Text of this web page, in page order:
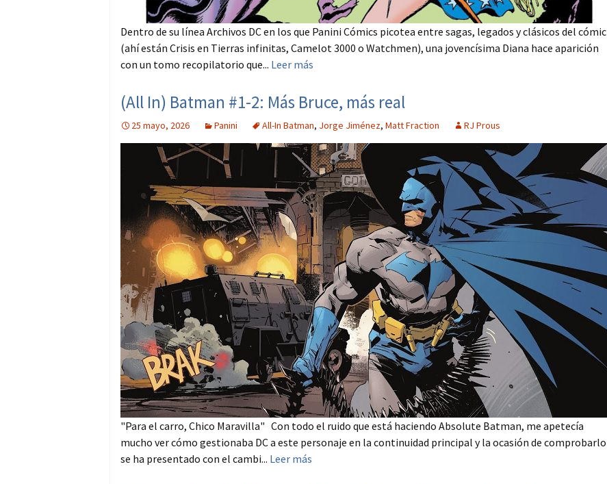
Dentro de su línea Archivos DC en los que Panini Cómics picotea entre sagas, legados y clásicos del cómic
(ahí están Crisis en Tierras infinitas, Camelot 3000 o Watchmen), una jovencísima Diana hace aparición
con un tomo recopilatorio que... Leer más
(All In) Batman #1-2: Más Bruce, más real
25 mayo, 2026 Panini All-In Batman, Jorge Jiménez, Matt Fraction RJ Prous
"Para el carro, Chico Maravilla" Con todo el ruido que está haciendo Absolute Batman, me apetecía
mucho ver cómo gestionaba DC a este personaje en la continuidad principal y la ocasión de comprobarlo
se ha presentado con el cambi... Leer más